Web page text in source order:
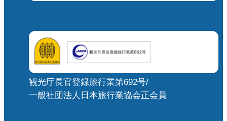
観光庁長官登録旅行業第692号/
一般社団法人日本旅行業協会正会員